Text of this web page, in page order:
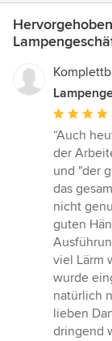
5
von
5
Sternen
“Auch
der
und "der
das
nicht
guten
viel Lärm
wurde
natürlich
lieben
dringend